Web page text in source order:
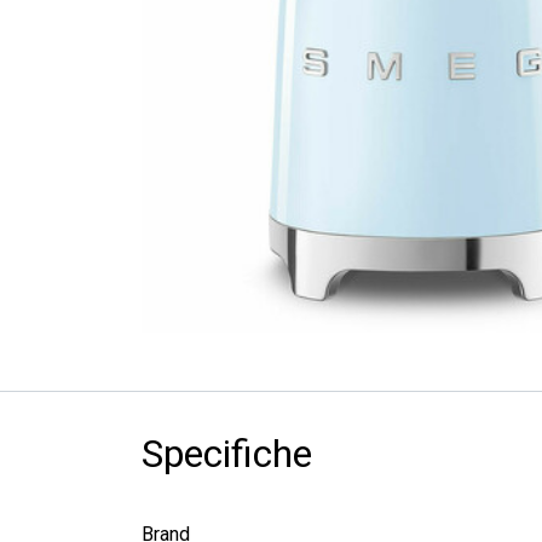
Specifiche
Brand